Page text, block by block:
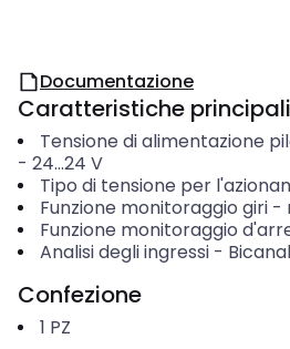
Documentazione
Caratteristiche principali
Tensione di alimentazione
- 24...24 V
Tipo di tensione per
Funzione monitoraggio giri-
Funzione monitoraggio
Analisi degli ingressi-
Confezione
1 PZ